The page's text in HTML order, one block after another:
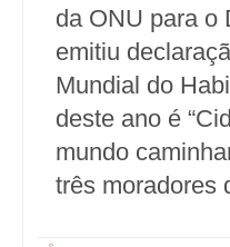
da ONU para o
emitiu
Mundial do
deste ano é
mundo
três moradores